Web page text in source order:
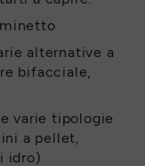
alternative a
bifacciale,
varie tipologie
a pellet,
idro)